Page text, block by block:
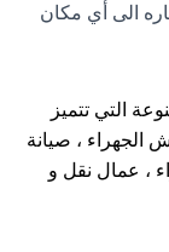
الى أي مكان
التي تتميز
، صيانة
، عمال نقل و